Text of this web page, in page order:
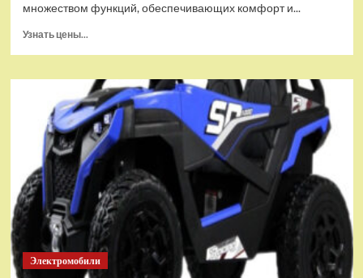
множеством функций, обеспечивающих комфорт и...
Узнать цены...
Детский
электромобиль
RiverToys
K111AM
красный
Электромобили